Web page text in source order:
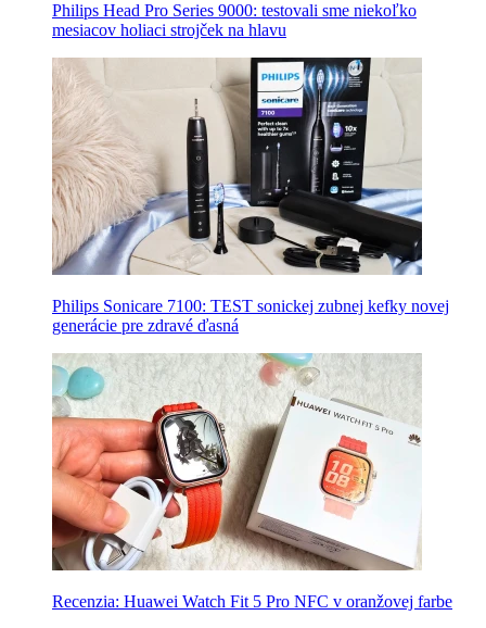
Philips Head Pro Series 9000: testovali sme niekoľko
mesiacov holiaci strojček na hlavu
Philips Sonicare 7100: TEST sonickej zubnej kefky novej
generácie pre zdravé ďasná
Recenzia: Huawei Watch Fit 5 Pro NFC v oranžovej farbe